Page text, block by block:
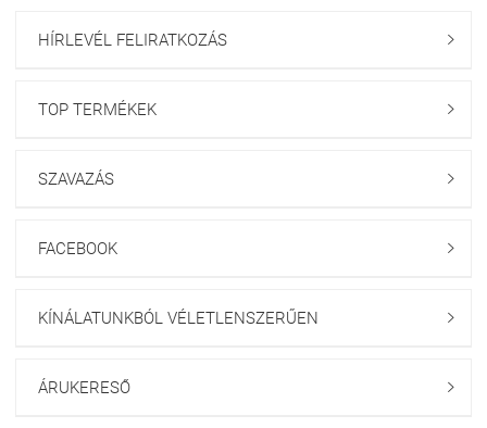
HÍRLEVÉL FELIRATKOZÁS 
TOP TERMÉKEK 
SZAVAZÁS 
FACEBOOK 
KÍNÁLATUNKBÓL VÉLETLENSZERŰEN 
ÁRUKERESŐ 